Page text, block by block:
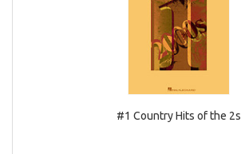
#1 Country Hits of the 2s